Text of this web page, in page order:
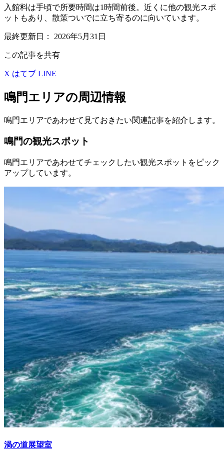
入館料は手頃で所要時間は1時間前後。近くに他の観光スポ
ットもあり、散策ついでに立ち寄るのに向いています。
最終更新日： 2026年5月31日
この記事を共有
X はてブ LINE
鳴門エリアの周辺情報
鳴門エリアであわせて見ておきたい関連記事を紹介します。
鳴門の観光スポット
鳴門エリアであわせてチェックしたい観光スポットをピック
アップしています。
渦の道展望室